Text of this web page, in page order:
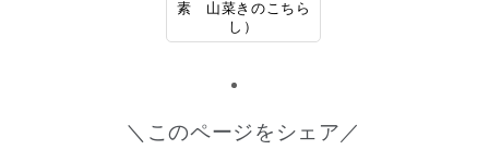
素 山菜きのこちら
し）
＼このページをシェア／